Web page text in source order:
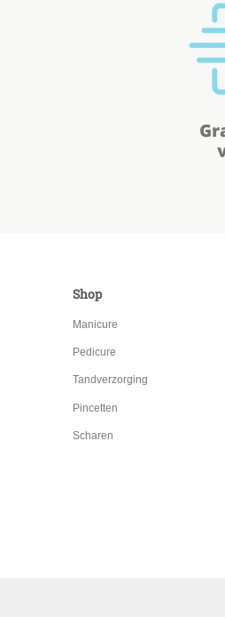
Shop
Manicure
Pedicure
Tandverzorging
Pincetten
Scharen